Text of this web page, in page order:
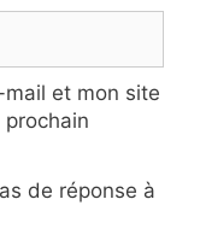
et mon site
de réponse à